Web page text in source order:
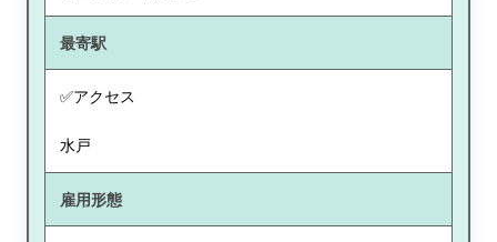
最寄駅
✅アクセス
水戸
雇用形態